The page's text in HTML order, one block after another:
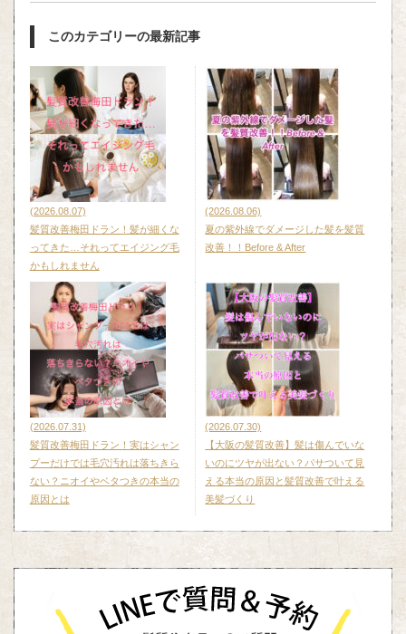
このカテゴリーの最新記事
(2026.08.07)
髪質改善梅田ドラン！髪が細くな
ってきた…それってエイジング毛
かもしれません
(2026.08.06)
夏の紫外線でダメージした髪を髪質
改善！！Before & After
(2026.07.31)
髪質改善梅田ドラン！実はシャン
プーだけでは毛穴汚れは落ちきら
ない？ニオイやベタつきの本当の
原因とは
(2026.07.30)
【大阪の髪質改善】髪は傷んでいな
いのにツヤが出ない？パサついて見
える本当の原因と髪質改善で叶える
美髪づくり